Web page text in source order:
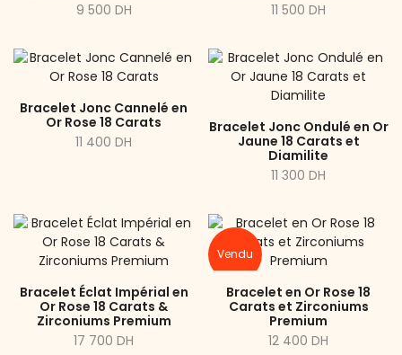
9 500 DH
11 500 DH
Bracelet Jonc Cannelé en
Or Rose 18 Carats
11 400 DH
Bracelet Jonc Ondulé en Or
Jaune 18 Carats et
Diamilite
11 300 DH
Bracelet Éclat Impérial en
Or Rose 18 Carats &
Zirconiums Premium
17 700 DH
Vendu
Bracelet en Or Rose 18
Carats et Zirconiums
Premium
12 400 DH